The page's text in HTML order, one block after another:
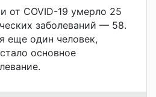
от COVID-19 умерло 25
заболеваний — 58.
еще один человек,
основное